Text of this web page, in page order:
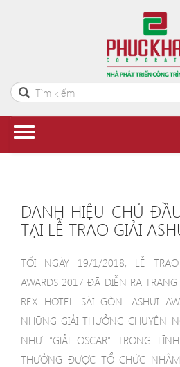
DANH HIỆU CHỦ
TẠI LỄ TRAO GIẢI
TỐI NGÀY 19/1/2018, LỄ
AWARDS 2017 ĐÃ DIỄN RA
REX HOTEL SÀI GÒN. ASHUI
NHỮNG GIẢI THƯỞNG CHUYÊN
NHƯ “GIẢI OSCAR” TRONG
THƯỞNG ĐƯỢC TỔ CHỨC